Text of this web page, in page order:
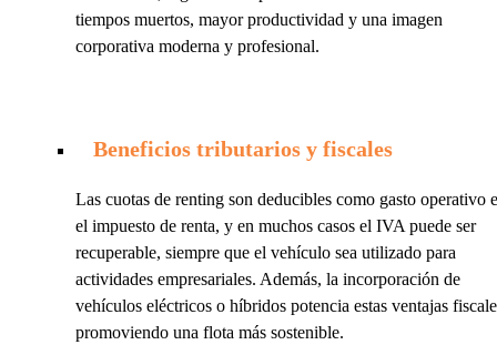
tiempos muertos, mayor productividad y una imagen
corporativa moderna y profesional.
Beneficios tributarios y fiscales
Las cuotas de renting son deducibles como gasto operativo
el impuesto de renta, y en muchos casos el IVA puede ser
recuperable, siempre que el vehículo sea utilizado para
actividades empresariales. Además, la incorporación de
vehículos eléctricos o híbridos potencia estas ventajas
promoviendo una flota más sostenible.